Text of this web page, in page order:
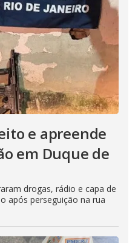
e apreende
em Duque de
drogas, rádio e capa de
após perseguição na rua